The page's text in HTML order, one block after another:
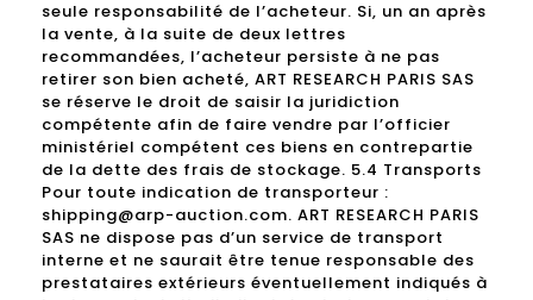
seule responsabilité de l’acheteur. Si, un an après
la vente, à la suite de deux lettres
recommandées, l’acheteur persiste à ne pas
retirer son bien acheté, ART RESEARCH PARIS SAS
se réserve le droit de saisir la juridiction
compétente afin de faire vendre par l’officier
ministériel compétent ces biens en contrepartie
de la dette des frais de stockage. 5.4 Transports
Pour toute indication de transporteur :
shipping@arp-auction.com. ART RESEARCH PARIS
SAS ne dispose pas d’un service de transport
interne et ne saurait être tenue responsable des
prestataires extérieurs éventuellement indiqués à